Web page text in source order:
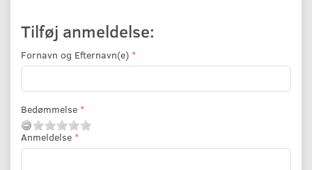
Tilføj anmeldelse:
Fornavn og Efternavn(e)
Bedømmelse
Anmeldelse